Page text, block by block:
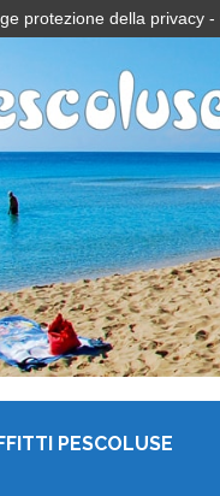
PESCOLUSE
protezione della privacy